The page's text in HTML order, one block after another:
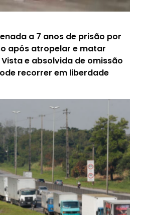
a 7 anos de prisão por
após atropelar e matar
e absolvida de omissão
recorrer em liberdade